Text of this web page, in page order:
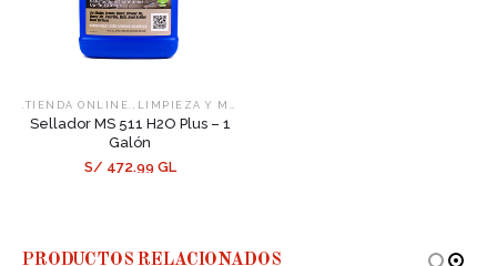
.TIENDA ONLINE. LIMPIEZA Y MANTENIMIENTO
Sellador MS 511 H2O Plus – 1
Galón
S/ 472.99 GL
PRODUCTOS RELACIONADOS